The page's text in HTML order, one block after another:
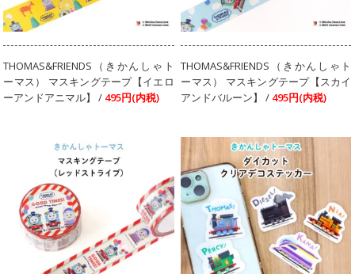
THOMAS&FRIENDS（きかんしゃト
ーマス） マスキングテープ【イエロ
ーアンドアニマル】 / 495円(内税)
THOMAS&FRIENDS（きかんしゃト
ーマス） マスキングテープ【スカイ
アンドバルーン】 / 495円(内税)